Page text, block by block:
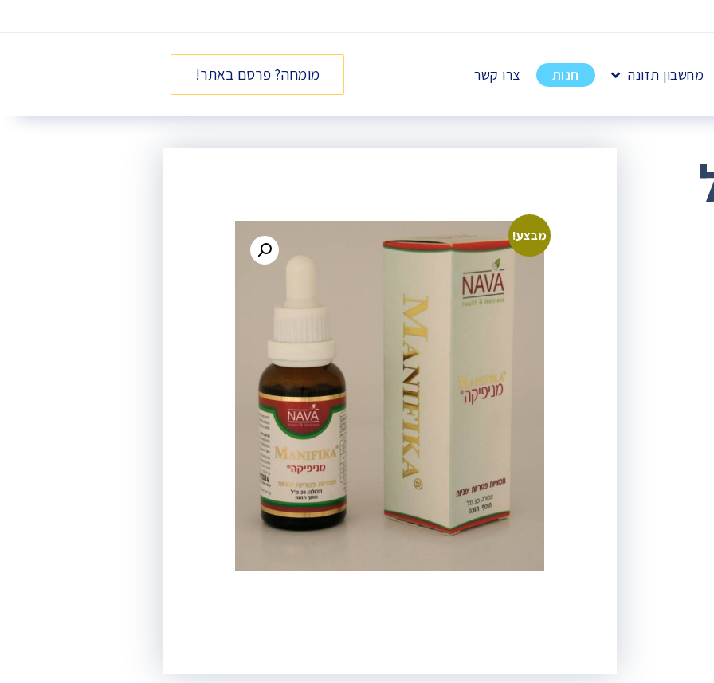
מחשבון תזונה חנות צרו קשר מומחה? פרסם באתר!
מבצע!